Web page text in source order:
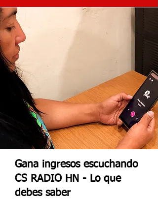
Gana ingresos escuchando
CS RADIO HN - Lo que
debes saber